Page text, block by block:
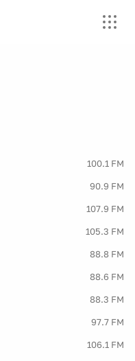
100.1 FM
90.9 FM
107.9 FM
105.3 FM
88.8 FM
88.6 FM
88.3 FM
97.7 FM
106.1 FM